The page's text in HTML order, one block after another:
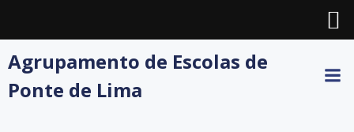
to
Agrupamento de Escolas de
Ponte de Lima